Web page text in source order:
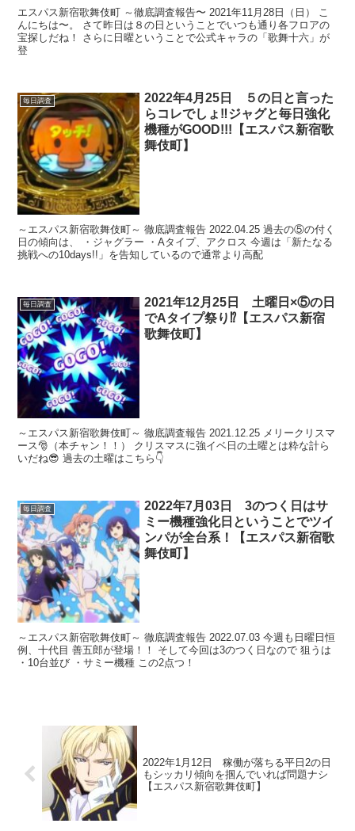
エスパス新宿歌舞伎町 ～徹底調査報告〜 2021年11月28日（日） こ
んにちは〜。 さて昨日は８の日ということでいつも通り各フロアの
宝探しだね！ さらに日曜ということで公式キャラの「歌舞十六」が
登
毎日調査
2022年4月25日 ５の日と言った
らコレでしょ‼ジャグと毎日強化
機種がGOOD!!!【エスパス新宿歌
舞伎町】
～エスパス新宿歌舞伎町～ 徹底調査報告 2022.04.25 過去の⑤の付く
日の傾向は、 ・ジャグラー ・Aタイプ、アクロス 今週は「新たなる
挑戦への10days!!」を告知しているので通常より高配
毎日調査
2021年12月25日 土曜日×⑤の日
でAタイプ祭り⁉【エスパス新宿
歌舞伎町】
～エスパス新宿歌舞伎町～ 徹底調査報告 2021.12.25 メリークリスマ
ース🎅（本チャン！！） クリスマスに強イベ日の土曜とは粋な計ら
いだね😎 過去の土曜はこちら👇
毎日調査
2022年7月03日 3のつく日はサ
ミー機種強化日ということでツイ
ンパが全台系！【エスパス新宿歌
舞伎町】
～エスパス新宿歌舞伎町～ 徹底調査報告 2022.07.03 今週も日曜日恒
例、十代目 善五郎が登場！！ そして今回は3のつく日なので 狙うは
・10台並び ・サミー機種 この2点つ！
2022年1月12日 稼働が落ちる平日2の日
もシッカリ傾向を掴んでいれば問題ナシ
【エスパス新宿歌舞伎町】